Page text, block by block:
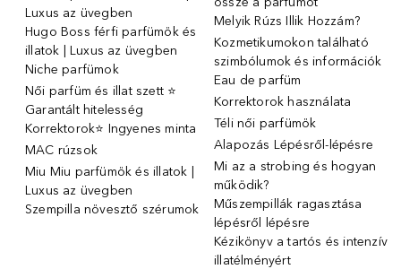
Luxus az üvegben
Hugo Boss férfi parfümök és
illatok | Luxus az üvegben
Niche parfümok
Női parfüm és illat szett ⭐
Garantált hitelesség
Korrektorok⭐ Ingyenes minta
MAC rúzsok
Miu Miu parfümök és illatok |
Luxus az üvegben
Szempilla növesztő szérumok
Melyik Rúzs Illik Hozzám?
Kozmetikumokon található
szimbólumok és információk
Eau de parfüm
Korrektorok használata
Téli női parfümök
Alapozás Lépésről-lépésre
Mi az a strobing és hogyan
működik?
Műszempillák ragasztása
lépésről lépésre
Kézikönyv a tartós és intenzív
illatélményért